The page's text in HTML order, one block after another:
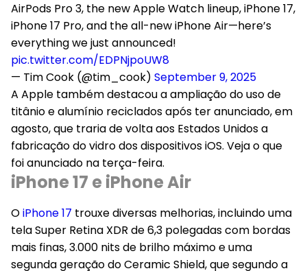
AirPods Pro 3, the new Apple Watch lineup, iPhone 17,
iPhone 17 Pro, and the all-new iPhone Air—here’s
everything we just announced!
pic.twitter.com/EDPNjpoUW8
— Tim Cook (@tim_cook) September 9, 2025
A Apple também destacou a ampliação do uso de
titânio e alumínio reciclados após ter anunciado, em
agosto, que traria de volta aos Estados Unidos a
fabricação do vidro dos dispositivos iOS. Veja o que
foi anunciado na terça-feira.
iPhone 17 e iPhone Air
OiPhone 17 trouxe diversas melhorias, incluindo uma
tela Super Retina XDR de 6,3 polegadas com bordas
mais finas, 3.000 nits de brilho máximo e uma
segunda geração do Ceramic Shield, que segundo a